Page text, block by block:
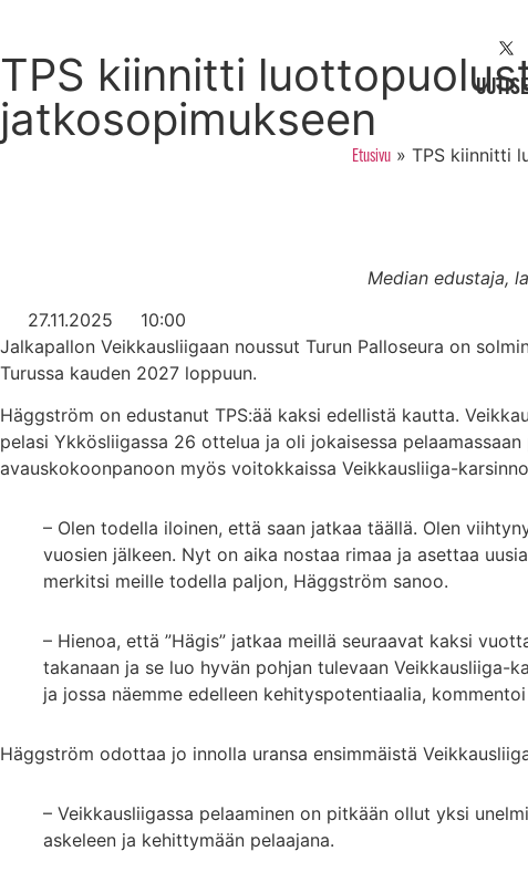
TPS kiinnitti
jatkosopimukseen
Etusivu» TPS kiinnitti
Median edustaja,
27.11.2025
10:00
Jalkapallon Veikkausliigaan noussut Turun Palloseura on
Turussa kauden 2027 loppuun.
Häggström on edustanut TPS:ää kaksi edellistä kautta.
pelasi Ykkösliigassa 26 ottelua ja oli jokaisessa
avauskokoonpanoon myös voitokkaissa Veikkausliiga-
– Olen todella iloinen, että saan jatkaa täällä. Olen
vuosien jälkeen. Nyt on aika nostaa rimaa ja asettaa
merkitsi meille todella paljon, Häggström sanoo.
– Hienoa, että ”Hägis” jatkaa meillä seuraavat kaksi
takanaan ja se luo hyvän pohjan tulevaan Veikkausliiga-
ja jossa näemme edelleen kehityspotentiaalia,
Häggström odottaa jo innolla uransa ensimmäistä
– Veikkausliigassa pelaaminen on pitkään ollut yksi
askeleen ja kehittymään pelaajana.